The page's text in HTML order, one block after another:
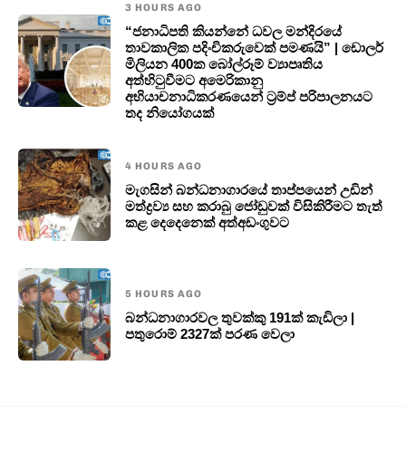
3 HOURS AGO
“ජනාධිපති කියන්නේ ධවල මන්දිරයේ
තාවකාලික පදිංචිකරුවෙක් පමණයි” | ඩොලර්
මිලියන 400ක බෝල්රූම් ව්‍යාපෘතිය
අත්හිටුවීමට අමෙරිකානු
අභියාචනාධිකරණයෙන් ට්‍රම්ප් පරිපාලනයට
තද නියෝගයක්
4 HOURS AGO
මැගසින් බන්ධනාගාරයේ තාප්පයෙන් උඩින්
මත්ද්‍රව්‍ය සහ කරාබු ජෝඩුවක් විසිකිරීමට තැත්
කළ දෙදෙනෙක් අත්අඩංගුවට
5 HOURS AGO
බන්ධනාගාරවල තුවක්කු 191ක් කැඩිලා |
පතුරොම් 2327ක් පරණ වෙලා